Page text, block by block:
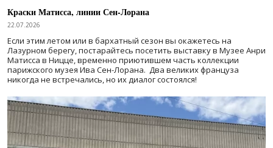
Краски Матисса, линии Сен-Лорана
22.07.2026
Если этим летом или в бархатный сезон вы окажетесь на
Лазурном берегу, постарайтесь посетить выставку в Музее Анри
Матисса в Ницце, временно приютившем часть коллекции
парижского музея Ива Сен-Лорана. Два великих француза
никогда не встречались, но их диалог состоялся!